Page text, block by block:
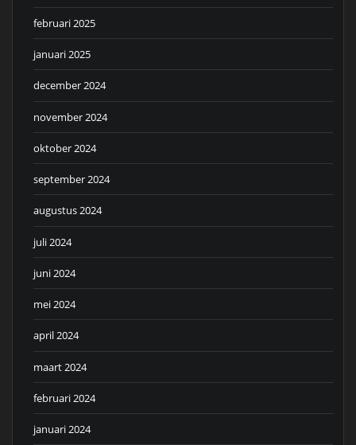
februari 2025
januari 2025
december 2024
november 2024
oktober 2024
september 2024
augustus 2024
juli 2024
juni 2024
mei 2024
april 2024
maart 2024
februari 2024
januari 2024